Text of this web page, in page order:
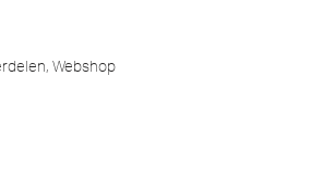
, Webshop